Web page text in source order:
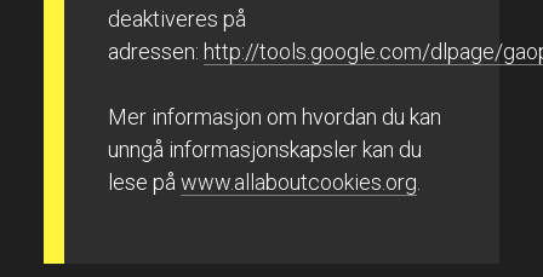
deaktiveres på
adressen: http://tools.google.com/dlpage/
Mer informasjon om hvordan du kan
unngå informasjonskapsler kan du
lese på www.allaboutcookies.org